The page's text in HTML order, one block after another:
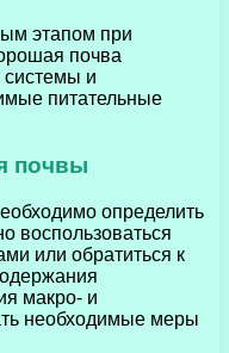
этапом при
почва
системы и
питательные
почвы
определить
воспользоваться
или обратиться к
макро- и
необходимые меры